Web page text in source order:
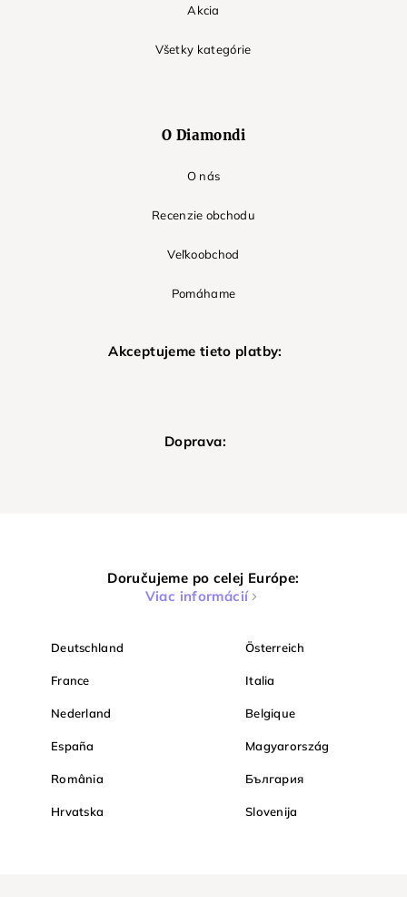
Akcia
Všetky kategórie
O Diamondi
O nás
Recenzie obchodu
Veľkoobchod
Pomáhame
Akceptujeme tieto platby:
Doprava:
Doručujeme po celej Európe:
Viac informácií
Deutschland Österreich
France Italia
Nederland Belgique
España Magyarország
România България
Hrvatska Slovenija